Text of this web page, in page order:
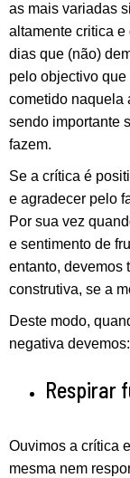
as mais variadas
altamente critica
dias que (não)
pelo objectivo
cometido naquela
sendo importante
fazem.
Se a crítica é
e agradecer pelo
Por sua vez
e sentimento de
entanto, devemos
construtiva, se a
Deste modo,
negativa devemos:
Respirar
Ouvimos a crítica
mesma nem